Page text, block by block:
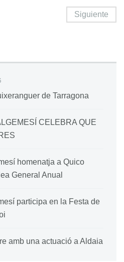
Siguiente
de Tarragona
CELEBRA QUE
homenatja a Quico
General Anual
participa en la Festa de
amb una actuació a Aldaia